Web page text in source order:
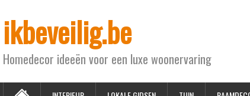
ikbeveilig.be
Homedecor ideeën voor een luxe woonervaring